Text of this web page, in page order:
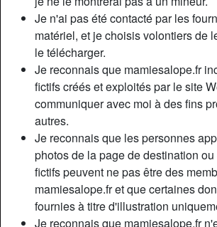
Je n'ai pas été contacté par les
matériel, et je choisis volontiers de
le télécharger.
Je reconnais que mamiesalope.fr
fictifs créés et exploités par le site
communiquer avec moi à des fins
autres.
Je reconnais que les personnes
photos de la page de destination
fictifs peuvent ne pas être des
mamiesalope.fr et que certaines
fournies à titre d'illustration
Je reconnais que mamiesalope.fr
Sexe:
Sexualité:
Relation:
Couleur des cheveux:
Taille:
Poids:
Épilé(e):
Fumeur(euse):
Description
Jе suіs unе grаndе аdерtе du sехе еn